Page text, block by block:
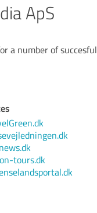
ApS
a number of succesful
tours.dk